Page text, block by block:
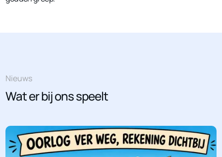
Nieuws
Wat er bij ons speelt